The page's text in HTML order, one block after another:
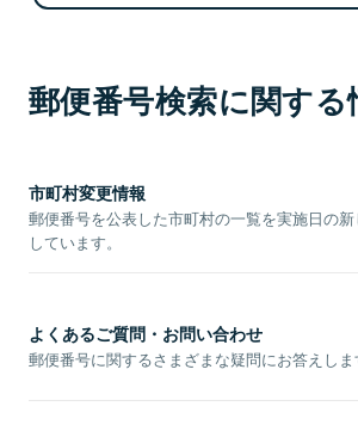
郵便番号検索に関する
市町村変更情報
郵便番号を公表した市町村の一覧を実施日の
しています。
よくあるご質問・お問い合わせ
郵便番号に関するさまざまな疑問にお答えしま